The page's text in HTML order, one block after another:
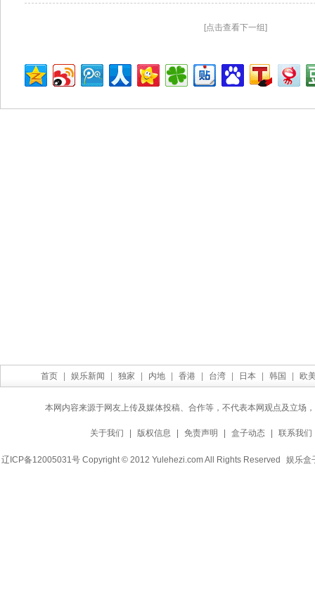
[点击查看下一组]
首页 娱乐新闻 独家 内地 香港 台湾 日本 韩国 欧
本网内容来源于网友上传及媒体投稿、合作等，不代表本网观点及立场
关于我们 版权信息 免责声明 盒子动态 联系我们
辽ICP备12005031号 Copyright © 2012 Yulehezi.com All Rights Reserved 娱乐盒